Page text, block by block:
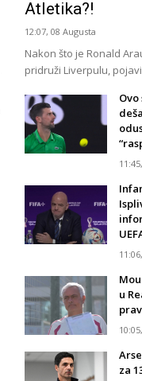
Atletika?!
12:07, 08 Augusta
Nakon što je Ronald
pridruži Liverpulu,
u
za